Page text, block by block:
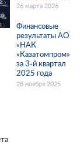
26 марта 2026
Финансовые
результаты АО
«НАК
«Казатомпром»
за 3-й квартал
2025 года
28 ноября 2025